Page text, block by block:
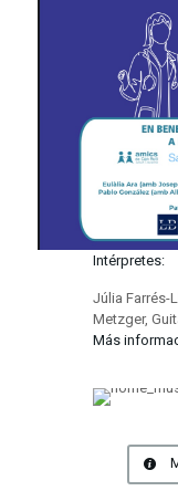
Intérpretes:
Júlia Farrés-
Metzger,
Más